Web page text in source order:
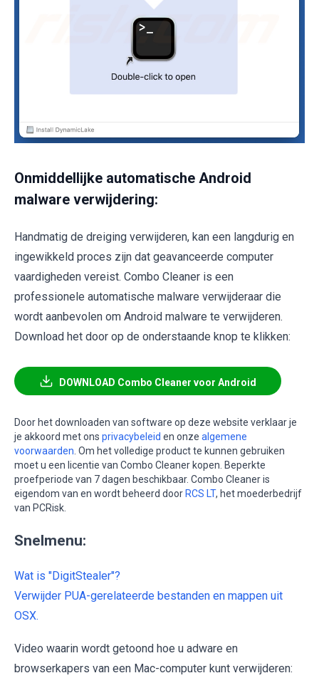
Onmiddellijke automatische Android
malware verwijdering:
Handmatig de dreiging verwijderen, kan een langdurig en
ingewikkeld proces zijn dat geavanceerde computer
vaardigheden vereist. Combo Cleaner is een
professionele automatische malware verwijderaar die
wordt aanbevolen om Android malware te verwijderen.
Download het door op de onderstaande knop te klikken:
DOWNLOAD Combo Cleaner voor Android
Door het downloaden van software op deze website verklaar je
je akkoord met ons privacybeleid en onze algemene
voorwaarden. Om het volledige product te kunnen gebruiken
moet u een licentie van Combo Cleaner kopen. Beperkte
proefperiode van 7 dagen beschikbaar. Combo Cleaner is
eigendom van en wordt beheerd door RCS LT, het moederbedrijf
van PCRisk.
Snelmenu:
Wat is "DigitStealer"?
Verwijder PUA-gerelateerde bestanden en mappen uit
OSX.
Video waarin wordt getoond hoe u adware en
browserkapers van een Mac-computer kunt verwijderen: